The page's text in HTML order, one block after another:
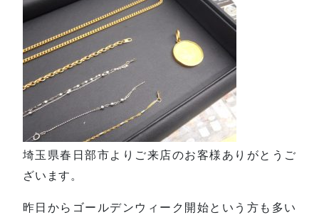
埼玉県春日部市よりご来店のお客様ありがとうご
ざいます。
昨日からゴールデンウィーク開始という方も多い